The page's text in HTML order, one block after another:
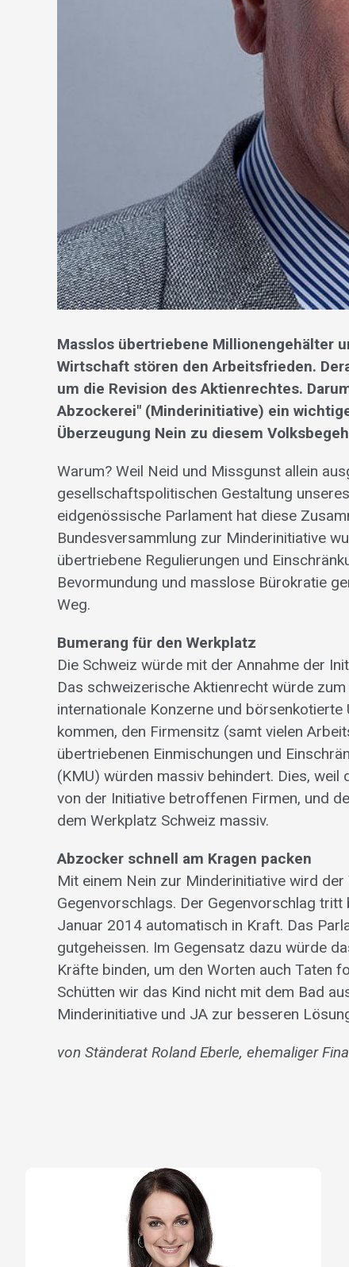
Masslos übertriebene Millionengehälter
Wirtschaft stören den Arbeitsfrieden.
um die Revision des Aktienrechtes.
Abzockerei" (Minderinitiative) ein
Überzeugung Nein zu diesem
Warum? Weil Neid und Missgunst allein
gesellschaftspolitischen Gestaltung
eidgenössische Parlament hat diese
Bundesversammlung zur Minderinitiative
übertriebene Regulierungen und
Bevormundung und masslose Bürokratie
Weg.
Bumerang für den Werkplatz
Die Schweiz würde mit der Annahme der
Das schweizerische Aktienrecht würde
internationale Konzerne und
kommen, den Firmensitz (samt vielen
übertriebenen Einmischungen und
(KMU) würden massiv behindert. Dies,
von der Initiative betroffenen Firmen, und
dem Werkplatz Schweiz massiv.
Abzocker schnell am Kragen packen
Mit einem Nein zur Minderinitiative wird
Gegenvorschlags. Der Gegenvorschlag
Januar 2014 automatisch in Kraft. Das
gutgeheissen. Im Gegensatz dazu würde
Kräfte binden, um den Worten auch Taten
Schütten wir das Kind nicht mit dem Bad
Minderinitiative und JA zur besseren
von Ständerat Roland Eberle, ehemaliger